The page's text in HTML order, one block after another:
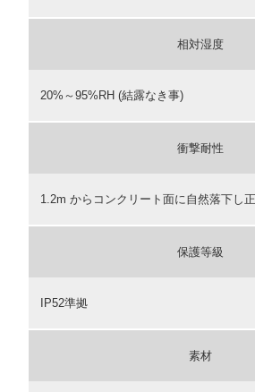
相対湿度
20%～95%RH (結露なき事)
衝撃耐性
1.2m からコンクリート面に自然落下し
保護等級
IP52準拠
素材